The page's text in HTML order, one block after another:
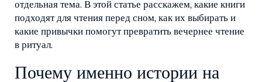
отдельная тема. В этой статье расскажем, какие книги
подходят для чтения перед сном, как их выбирать и
какие привычки помогут превратить вечернее чтение
в ритуал.
Почему именно истории на